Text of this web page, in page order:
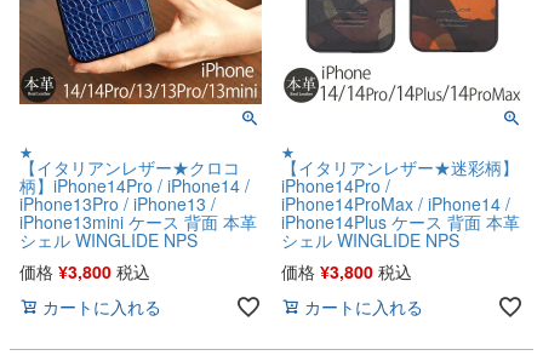
★
【イタリアンレザー★クロコ
柄】iPhone14Pro / iPhone14 /
iPhone13Pro / iPhone13 /
iPhone13mini ケース 背面 本革
シェル WINGLIDE NPS
価格 ¥3,800 税込
カートに入れる
★
【イタリアンレザー★迷彩柄】
iPhone14Pro /
iPhone14ProMax / iPhone14 /
iPhone14Plus ケース 背面 本革
シェル WINGLIDE NPS
価格 ¥3,800 税込
カートに入れる